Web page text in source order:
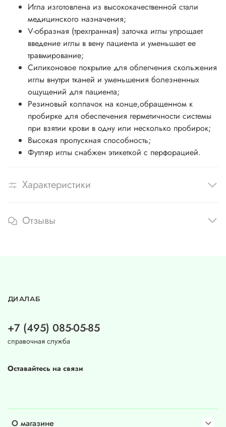
Игла изготовлена из высококачественной стали
медицинского назначения;
V-образная (трехгранная) заточка иглы упрощает
введение иглы в вену пациента и уменьшает ее
травмирование;
Силиконовое покрытие для облегчения скольжения
иглы внутри тканей и уменьшения болезненных
ощущений для пациента;
Резиновый колпачок на конце,обращенном к
пробирке для обеспечения герметичности системы
при взятии крови в одну или несколько пробирок;
Высокая пропускная способность;
Футляр иглы снабжен этикеткой с перфорацией.
Характеристики
Отзывы
О магазине
ДИАЛАБ
+7 (495) 085-05-85
справочная служба
Оставайтесь на связи